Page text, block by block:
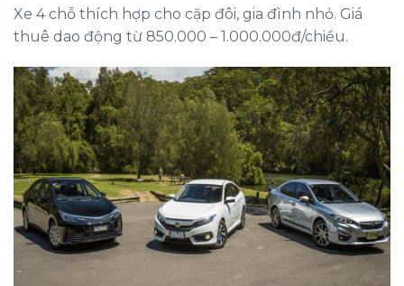
Xe 4 chỗ thích hợp cho cặp đôi, gia đình nhỏ. Giá
thuê dao động từ 850.000 – 1.000.000đ/chiều.